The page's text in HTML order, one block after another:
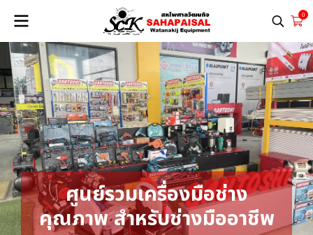
0
ศูนย์รวมเครื่องมือช่าง
คุณภาพ สำหรับช่างมืออาชีพ